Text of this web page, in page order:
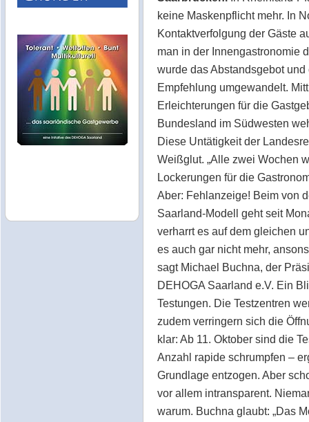
keine Maskenpflicht mehr. In
Kontaktverfolgung der Gäste
man in der Innengastronomie
wurde das Abstandsgebot
Empfehlung umgewandelt.
Erleichterungen für die
Bundesland im Südwesten
Diese Untätigkeit der
Weißglut. „Alle zwei Wochen
Lockerungen für die
Aber: Fehlanzeige! Beim von
Saarland-Modell geht seit
verharrt es auf dem gleichen
es auch gar nicht mehr,
sagt Michael Buchna, der
DEHOGA Saarland e.V. Ein
Testungen. Die Testzentren
zudem verringern sich die
klar: Ab 11. Oktober sind die
Anzahl rapide schrumpfen –
Grundlage entzogen. Aber
vor allem intransparent.
warum. Buchna glaubt: „Das